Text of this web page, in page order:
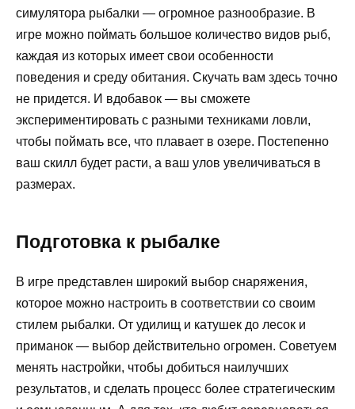
симулятора рыбалки — огромное разнообразие. В
игре можно поймать большое количество видов рыб,
каждая из которых имеет свои особенности
поведения и среду обитания. Скучать вам здесь точно
не придется. И вдобавок — вы сможете
экспериментировать с разными техниками ловли,
чтобы поймать все, что плавает в озере. Постепенно
ваш скилл будет расти, а ваш улов увеличиваться в
размерах.
Подготовка к рыбалке
В игре представлен широкий выбор снаряжения,
которое можно настроить в соответствии со своим
стилем рыбалки. От удилищ и катушек до лесок и
приманок — выбор действительно огромен. Советуем
менять настройки, чтобы добиться наилучших
результатов, и сделать процесс более стратегическим